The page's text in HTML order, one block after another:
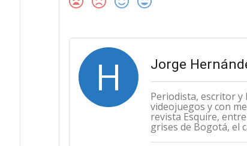
H Jorge
Periodista, escritor
videojuegos y con
revista Esquire,
grises de Bogotá, el